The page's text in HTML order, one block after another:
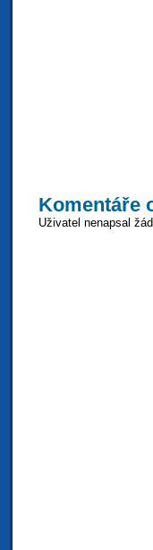
Komentáře
Uživatel nenapsal